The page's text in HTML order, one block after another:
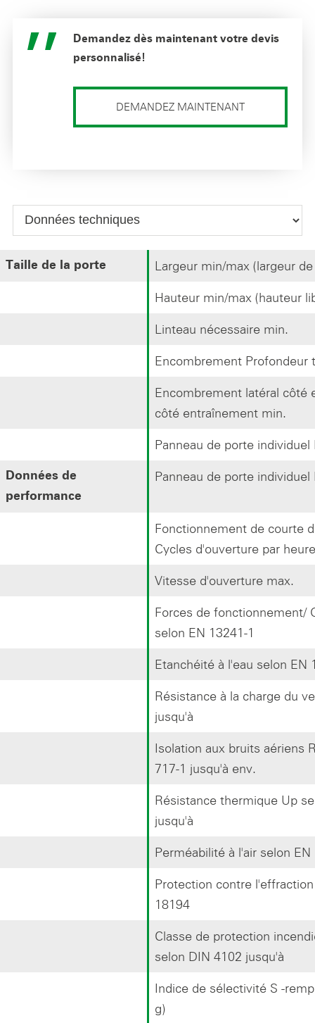
Demandez dès maintenant votre devis
personnalisé!
DEMANDEZ MAINTENANT
Taille de la porte Largeur min/max (largeur
Hauteur min/max (hauteur
Linteau nécessaire min.
Encombrement Profondeur
Encombrement latéral côté
côté entraînement min.
Panneau de porte
Données de
performance
Panneau de porte
Fonctionnement de courte
Cycles d'ouverture par heure
Vitesse d'ouverture max.
Forces de fonctionnement/
selon EN 13241-1
Etanchéité à l'eau selon EN
Résistance à la charge du
jusqu'à
Isolation aux bruits aériens
717-1 jusqu'à env.
Résistance thermique Up
jusqu'à
Perméabilité à l'air selon
Protection contre
18194
Classe de protection
selon DIN 4102 jusqu'à
Indice de sélectivité S -
g)